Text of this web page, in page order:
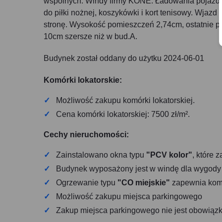
do piłki nożnej, koszykówki i kort tenisowy.
stronę. Wysokość pomieszczeń 2,74cm, ostatnie
10cm szersze niż w bud.A.
Budynek został oddany do użytku 2024-06-01
Komórki lokatorskie:
Możliwość zakupu komórki lokatorskiej.
Cena komórki lokatorskiej: 7500 zł/m².
Cechy nieruchomości:
Zainstalowano okna typu "PCV kolor", które
Budynek wyposażony jest w windę dla
Ogrzewanie typu "CO miejskie" zapewnia
Możliwość zakupu miejsca parkingowego
Zakup miejsca parkingowego nie jest